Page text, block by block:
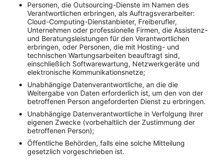
Personen, die Outsourcing-Dienste im Namen des
Verantwortlichen erbringen, als Auftragsverarbeiter:
Cloud-Computing-Dienstanbieter, Freiberufler,
Unternehmen oder professionelle Firmen, die Assistenz-
und Beratungsleistungen für den Verantwortlichen
erbringen, oder Personen, die mit Hosting- und
technischen Wartungsarbeiten beauftragt sind,
einschließlich Softwarewartung, Netzwerkgeräte und
elektronische Kommunikationsnetze;
Unabhängige Datenverantwortliche, an die die
Weitergabe von Daten erforderlich ist, um den von der
betroffenen Person angeforderten Dienst zu erbringen.
Unabhängige Datenverantwortliche in Verfolgung ihrer
eigenen Zwecke (vorbehaltlich der Zustimmung der
betroffenen Person);
Öffentliche Behörden, falls eine solche Mitteilung
gesetzlich vorgeschrieben ist.